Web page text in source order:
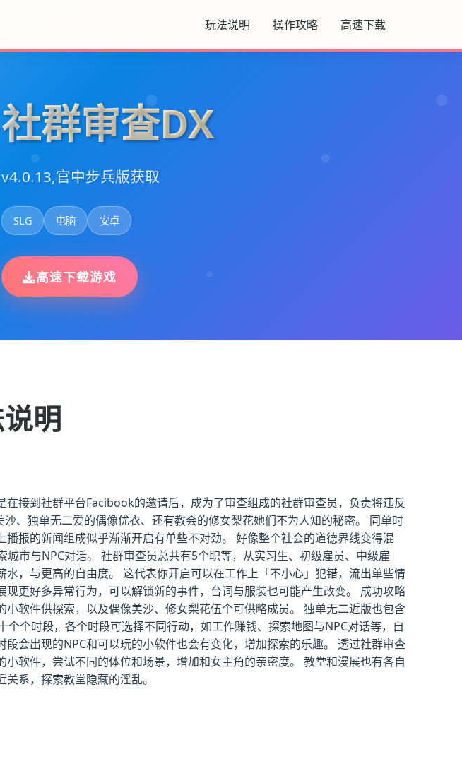
玩法说明 操作攻略 高速下载
社群审查DX
v4.0.13,官中步兵版获取
SLG 电脑 安卓
高速下载游戏
明
接到社群平台Facibook的邀请后，成为了审查组成的社群审查员，负责将违反
、独单无二爱的偶像优衣、还有教会的修女梨花她们不为人知的秘密。 同单时
报的新闻组成似乎渐渐开启有单些不对劲。 好像整个社会的道德界线变得混
市与NPC对话。 社群审查员总共有5个职等，从实习生、初级雇员、中级雇
，与更高的自由度。 这代表你开启可以在工作上「不小心」犯错，流出单些情
更好多异常行为，可以解锁新的事件，台词与服装也可能产生改变。 成功攻略
软件供探索，以及偶像美沙、修女梨花伍个可供略成员。 独单无二近版也包含
个时段，各个时段可选择不同行动，如工作赚钱、探索地图与NPC对话等，自
会出现的NPC和可以玩的小软件也会有变化，增加探索的乐趣。 透过社群审查
软件，尝试不同的体位和场景，增加和女主角的亲密度。 教堂和漫展也有各自
系，探索教堂隐藏的淫乱。